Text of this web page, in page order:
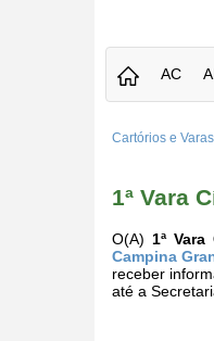
AC
Cartórios e
1ª Vara
O(A) 1ª
Campina
receber
até a